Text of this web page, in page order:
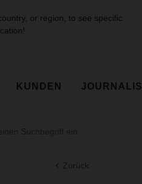
or region, to see specific
KUNDEN
Zurück